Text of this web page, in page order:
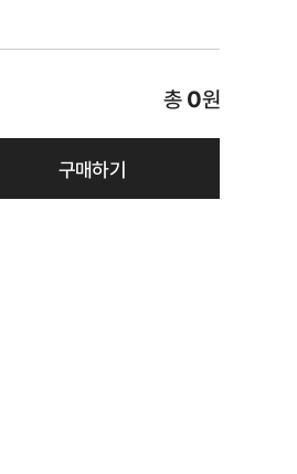
총 0원
구매하기